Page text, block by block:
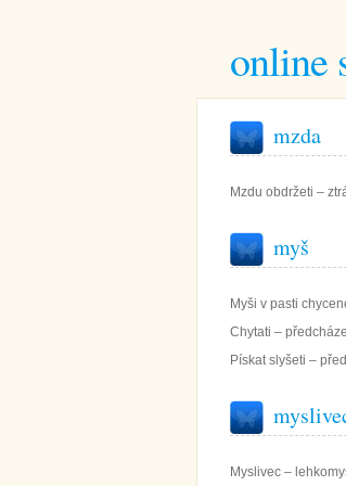
online
mzda
Mzdu obdržeti –
myš
Myši v pasti
Chytati –
Pískat slyšeti –
Myslivec –